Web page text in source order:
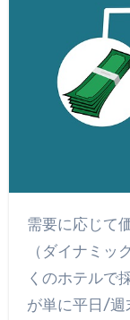
需要に応じて価格を上下させるダイナミック料金
（ダイナミッ
くのホテルで
が単に平日/週